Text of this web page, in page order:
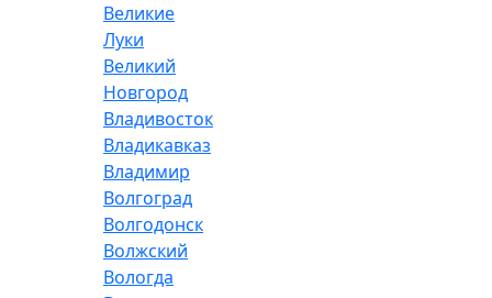
Великие
Луки
Великий
Новгород
Владивосток
Владикавказ
Владимир
Волгоград
Волгодонск
Волжский
Вологда